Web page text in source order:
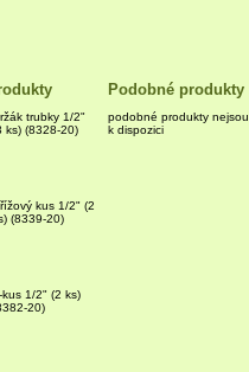
Podobné produkty
podobné produkty nejsou
k dispozici
trubky 1/2"
ks) (8328-20)
kus 1/2" (2
(8339-20)
kus 1/2" (2 ks)
20)